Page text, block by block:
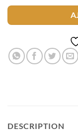
DESCRIPTION